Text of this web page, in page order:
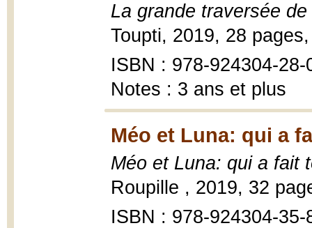
La grande traversée de
Toupti, 2019, 28
ISBN : 978-924304-28-
Notes : 3 ans et plus
Méo et Luna: qui a
Méo et Luna: qui a fait
Roupille , 2019, 32
ISBN : 978-924304-35-